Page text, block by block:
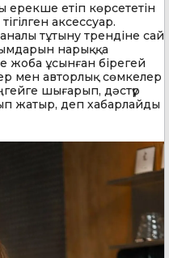
ерекше етіп көрсететін
аксессуар.
тұтыну трендіне сай
нарыққа
жоба ұсынған бірегей
мен авторлық сөмкелер
шығарып, дәстүр
жатыр, деп хабарлайды